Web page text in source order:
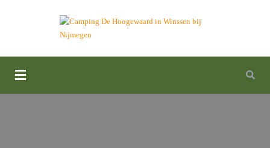
Camping De Hoogewaard in